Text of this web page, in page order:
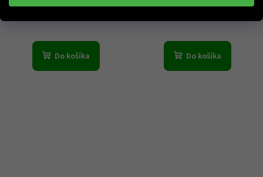
Skladem
Do košíka
Skladem
Do košíka